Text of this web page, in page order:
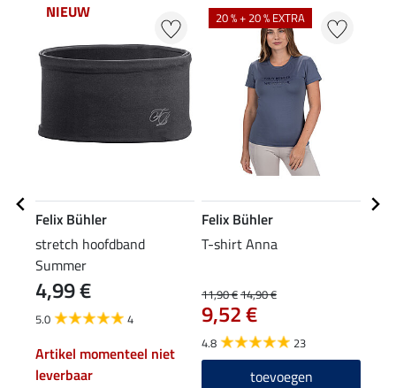
NIEUW
Felix Bühler
stretch hoofdband
Summer
4,99 €
5.0 4
Artikel momenteel niet
leverbaar
20 % + 20 % EXTRA
Felix Bühler
T-shirt Anna
11,90 €14,90 €
9,52 €
4.8 23
toevoegen